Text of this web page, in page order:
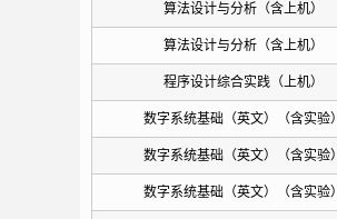
算法设计与分析（含上机）
算法设计与分析（含上机）
程序设计综合实践（上机）
数字系统基础（英文）（含实验）
数字系统基础（英文）（含实验）
数字系统基础（英文）（含实验）